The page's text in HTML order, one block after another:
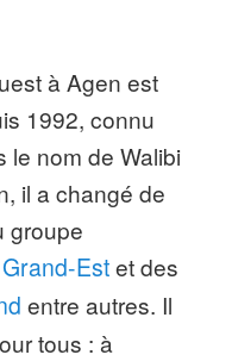
à Agen est
1992, connu
le nom de Walibi
il a changé de
groupe
Estet des
entre autres. Il
tous : à